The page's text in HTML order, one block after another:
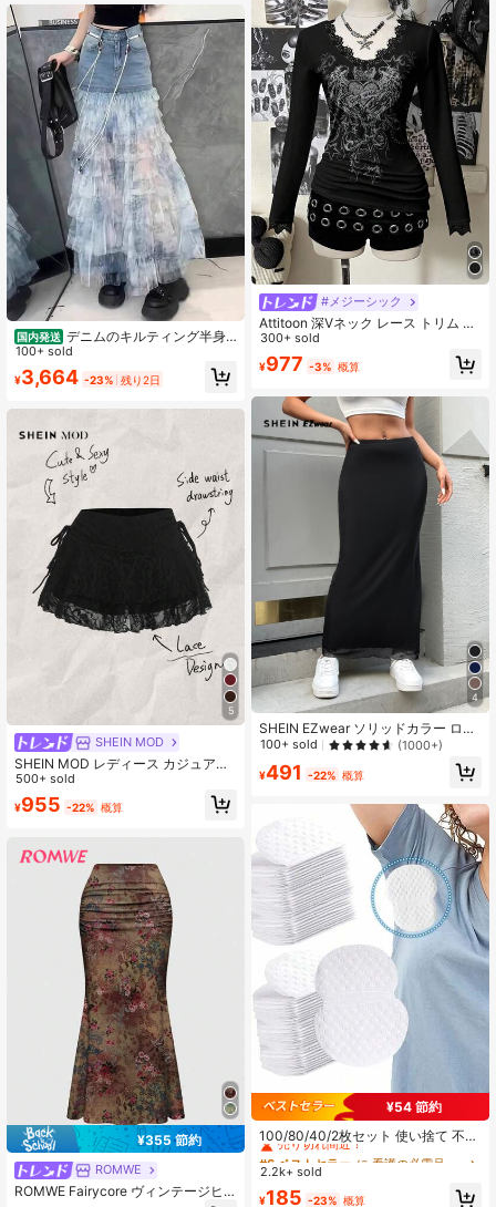
バル、スプリングブレイク、ウエス
タンウェア、カントリー、ビーチ、9
0年代ファッション、春夏レディー
ス、モデスティクロージング、レー
ススカート、ラッフルスカート
国内発送 デニムのキルティング半身
スカートケーキスカートのコーディ
ネートがおしゃれで痩せて見えるA字
スカート女夏
100+ sold
¥3,664 -23% 残り2日
5
SHEIN MOD
SHEIN MOD レディース カジュアル
ドローストリング ウエスト リボン
フリル レース 2重スカート、デイリ
ーウェアに適しています
500+ sold
¥955 -22% 概算
¥355 節約
ROMWE
ROMWE Fairycore ヴィンテージヒ
#メジーシック
Attitoon 深Vネック レース トリム フ
ィット長袖Tシャツ、秋冬向け、ヴィ
ンテージ、Y2Kスタイル、ハート柄
300+ sold
¥977 -3% 概算
4
SHEIN EZwear ソリッドカラー ロン
グスカート カジュアル、夏に様々な
100+ sold (1000+)
¥491 -22% 概算
¥54 節約
100/80/40/2枚セット 使い捨て 不織
布 汗取りパッド、シンプルな白吸収
パッド、効果的で長持ちする汗対
#6 ベストセラー
売り切れ間近！
#6 ベストセラー
売り切れ間近！
#6 ベストセラー
売り切れ間近！
#6 ベストセラー
に 看護の必需品リスト ボディケアツール
2.2k+ sold
¥185 -23% 概算